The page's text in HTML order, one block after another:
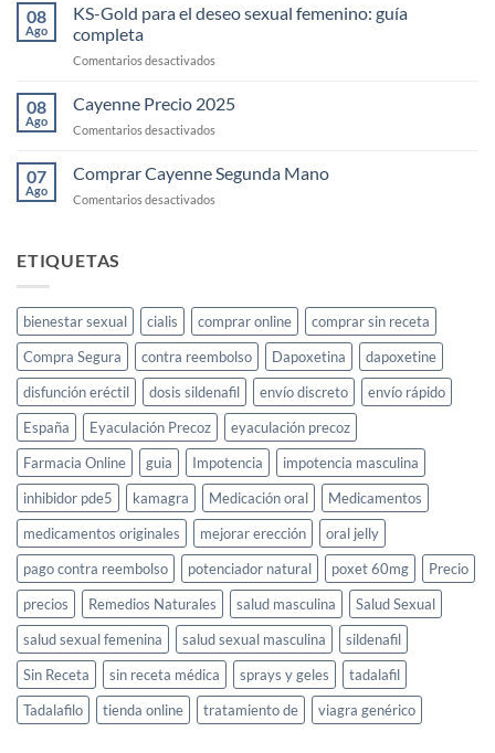
usarlo
comprarlo
España
&
08
Ago
KS-Gold para el deseo sexual femenino: guía
completa
Comentarios desactivados
Gold
para
el
sexual
08
Ago
Cayenne Precio 2025
Comentarios desactivados
Precio
2025
07
Ago
Comprar Cayenne Segunda Mano
Comentarios desactivados
ETIQUETAS
bienestar sexual cialis comprar online
comprar sin receta
Compra Segura
contra reembolso Dapoxetina
dapoxetine
disfunción eréctil
dosis sildenafil envío discreto
envío rápido
España
Eyaculación Precoz
eyaculación precoz
Farmacia Online
guia Impotencia
impotencia masculina
inhibidor pde5
kamagra Medicación oral
Medicamentos
medicamentos originales
mejorar erección
oral jelly
pago contra reembolso
potenciador natural poxet 60mg
Precio
precios
Remedios Naturales salud masculina
Salud Sexual
salud sexual femenina
salud sexual masculina
sildenafil
Sin Receta
sin receta médica sprays y geles
tadalafil
Tadalafilo
tienda online tratamiento de viagra genérico